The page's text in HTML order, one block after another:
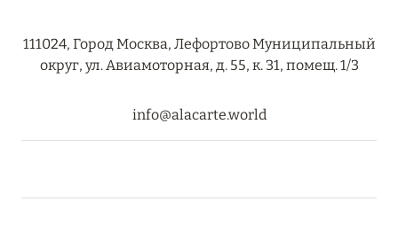
КОНЦЕПЦИЯ «ВСЁ ВКЛЮЧЕНО – ВСЁ
ЭКСКЛЮЗИВНО»
ВЫГОДНАЯ АРИФМЕТИКА ОТ ULTIMA GSTAAD
111024, Город Москва, Лефортово Муниципальный
округ, ул. Авиамоторная, д. 55, к. 31, помещ. 1/3
info@alacarte.world